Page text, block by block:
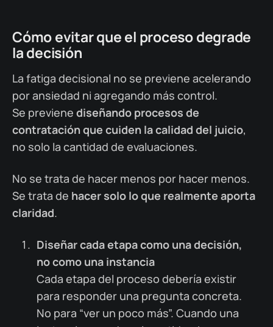
Cómo evitar que el proceso degrade
la decisión
La fatiga decisional no se previene acelerando
por ansiedad ni agregando más control.
Se previene diseñando procesos de
contratación que cuiden la calidad del juicio,
no solo la cantidad de evaluaciones.
No se trata de hacer menos por hacer menos.
Se trata de hacer solo lo que realmente aporta
claridad.
Diseñar cada etapa como una decisión,
no como una instancia
Cada etapa del proceso debería existir
para responder una pregunta concreta.
No para “ver un poco más”. Cuando una